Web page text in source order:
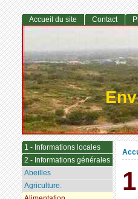
Accueil du site Contact
1 - Informations locales
2 - Informations générales
Abeilles
Agriculture.